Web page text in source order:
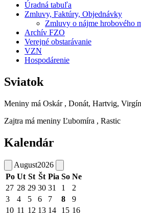
Úradná tabuľa
Zmluvy, Faktúry, Objednávky
Zmluvy o nájme hrobového
Archív FZO
Verejné obstarávanie
VZN
Hospodárenie
Sviatok
Meniny má Oskár , Donát, Hartvig,
Zajtra má meniny Ľubomíra , Rastic
Kalendár
August2026
Po Ut St Št Pia So Ne
27 28 29 30 31 1
2
3
4 5 6 7 8
9
10 11 12 13 14 15 16